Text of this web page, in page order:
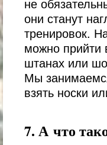
они станут
тренировок.
можно прийти
штанах или
Мы
взять носки
7. А что